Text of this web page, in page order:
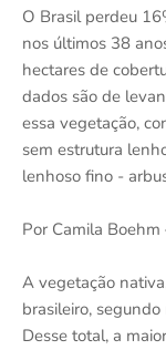
O Brasil perdeu
nos últimos 38
hectares de
dados são de
essa vegetação,
sem estrutura
lenhoso fino -
Por Camila
A vegetação
brasileiro,
Desse total, a